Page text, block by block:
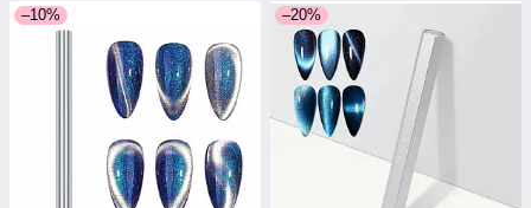
–10% –20%